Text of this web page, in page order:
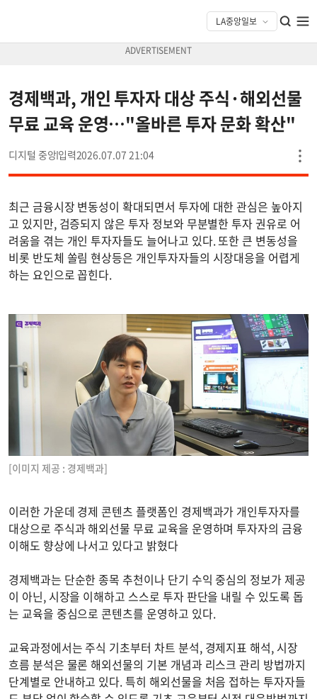
경제백과, 개인 투자자 대상 주식·해외선물
무료 교육 운영…"올바른 투자 문화 확산"
디지털 중앙 2026.07.07 21:04
최근 금융시장 변동성이 확대되면서 투자에 대한 관심은 높아지
고 있지만, 검증되지 않은 투자 정보와 무분별한 투자 권유로 어
려움을 겪는 개인 투자자들도 늘어나고 있다. 또한 큰 변동성을
비롯 반도체 쏠림 현상등은 개인투자자들의 시장대응을 어렵게
하는 요인으로 꼽힌다.
[이미지 제공 : 경제백과]
이러한 가운데 경제 콘텐츠 플랫폼인 경제백과가 개인투자자를
대상으로 주식과 해외선물 무료 교육을 운영하며 투자자의 금융
이해도 향상에 나서고 있다고 밝혔다
경제백과는 단순한 종목 추천이나 단기 수익 중심의 정보가 제공
이 아닌, 시장을 이해하고 스스로 투자 판단을 내릴 수 있도록 돕
는 교육을 중심으로 콘텐츠를 운영하고 있다.
교육과정에서는 주식 기초부터 차트 분석, 경제지표 해석, 시장
흐름 분석은 물론 해외선물의 기본 개념과 리스크 관리 방법까지
단계별로 안내하고 있다. 특히 해외선물을 처음 접하는 투자자들